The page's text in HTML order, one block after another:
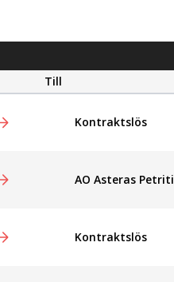
Till
Kontraktslös
AO Asteras Petriti
Kontraktslös